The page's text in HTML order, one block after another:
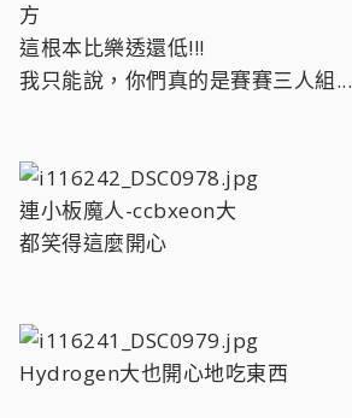
方
這根本比樂透還低!!!
我只能說，你們真的是賽賽三人組...
連小板魔人-ccbxeon大
都笑得這麼開心
Hydrogen大也開心地吃東西